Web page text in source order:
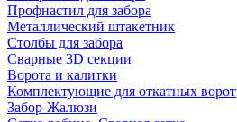
Профнастил для забора
Металлический штакетник
Столбы для забора
Сварные 3D секции
Ворота и калитки
Комплектующие для откатных ворот
Забор-Жалюзи